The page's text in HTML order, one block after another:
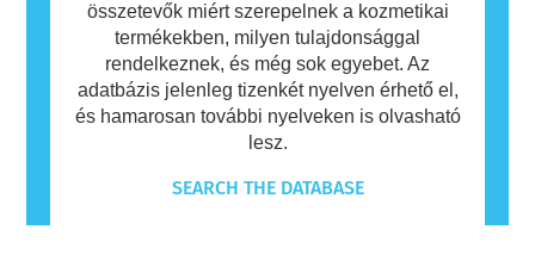
összetevők miért szerepelnek a kozmetikai
termékekben, milyen tulajdonsággal
rendelkeznek, és még sok egyebet. Az
adatbázis jelenleg tizenkét nyelven érhető el,
és hamarosan további nyelveken is olvasható
lesz.
SEARCH THE DATABASE